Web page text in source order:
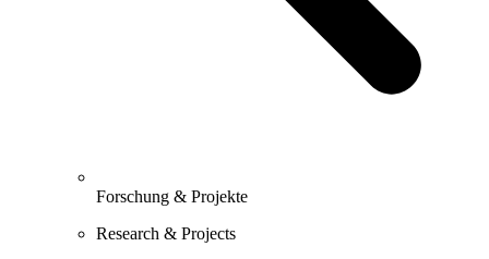
Forschung & Projekte
Research & Projects